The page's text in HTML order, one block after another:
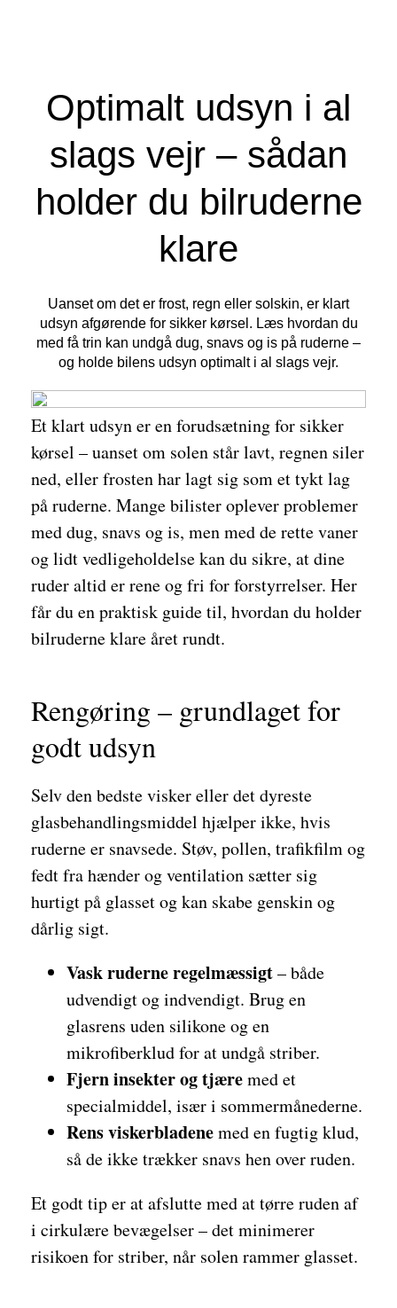
Optimalt udsyn i al
slags vejr – sådan
holder du bilruderne
klare
Uanset om det er frost, regn eller solskin, er klart
udsyn afgørende for sikker kørsel. Læs hvordan du
med få trin kan undgå dug, snavs og is på ruderne –
og holde bilens udsyn optimalt i al slags vejr.
Et klart udsyn er en forudsætning for sikker
kørsel – uanset om solen står lavt, regnen siler
ned, eller frosten har lagt sig som et tykt lag
på ruderne. Mange bilister oplever problemer
med dug, snavs og is, men med de rette vaner
og lidt vedligeholdelse kan du sikre, at dine
ruder altid er rene og fri for forstyrrelser. Her
får du en praktisk guide til, hvordan du holder
bilruderne klare året rundt.
Rengøring – grundlaget for
godt udsyn
Selv den bedste visker eller det dyreste
glasbehandlingsmiddel hjælper ikke, hvis
ruderne er snavsede. Støv, pollen, trafikfilm og
fedt fra hænder og ventilation sætter sig
hurtigt på glasset og kan skabe genskin og
dårlig sigt.
Vask ruderne regelmæssigt– både
udvendigt og indvendigt. Brug en
glasrens uden silikone og en
mikrofiberklud for at undgå striber.
Fjern insekter og tjæremed et
specialmiddel, især i sommermånederne.
Rens viskerbladenemed en fugtig klud,
så de ikke trækker snavs hen over ruden.
Et godt tip er at afslutte med at tørre ruden af
i cirkulære bevægelser – det minimerer
risikoen for striber, når solen rammer glasset.